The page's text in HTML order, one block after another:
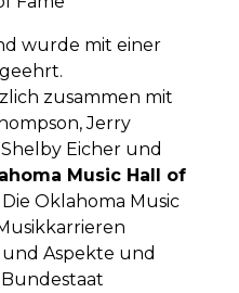
wurde mit einer
zusammen mit
Jerry
Eicher und
Music Hall of
Oklahoma Music
Aspekte und